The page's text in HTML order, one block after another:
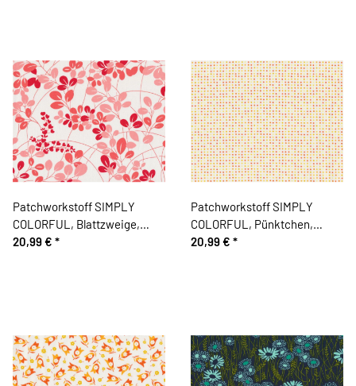
Patchworkstoff SIMPLY
COLORFUL, Blattzweige,
gebrochenes weiß-rosa,
20,99 € *
Patchworkstoff SIMPLY
COLORFUL, Pünktchen,
gebrochenes weiß-dunkles
20,99 € *